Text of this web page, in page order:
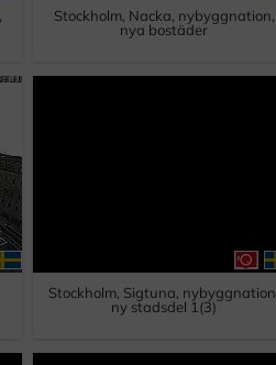
Stockholm, Nacka, nybyggnation,
nya bostäder
Stockholm, Sigtuna, nybyggnation,
ny stadsdel 1(3)